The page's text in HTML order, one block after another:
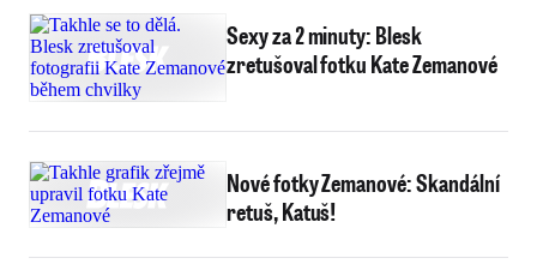
Sexy za 2 minuty: Blesk
zretušoval fotku Kate Zemanové
Nové fotky Zemanové: Skandální
retuš, Katuš!